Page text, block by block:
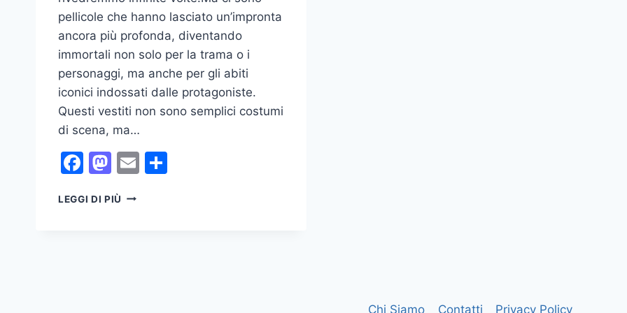
pellicole che hanno lasciato un’impronta
ancora più profonda, diventando
immortali non solo per la trama o i
personaggi, ma anche per gli abiti
iconici indossati dalle protagoniste.
Questi vestiti non sono semplici costumi
di scena, ma…
Facebook
Mastodon
Email
LEGGI DI PIÙ
Chi Siamo Contatti Privacy Policy